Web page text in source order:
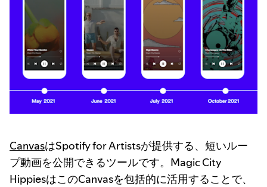
CanvasはSpotify for Artistsが提供する、短いルー
プ動画を公開できるツールです。Magic City
HippiesはこのCanvasを包括的に活用することで、